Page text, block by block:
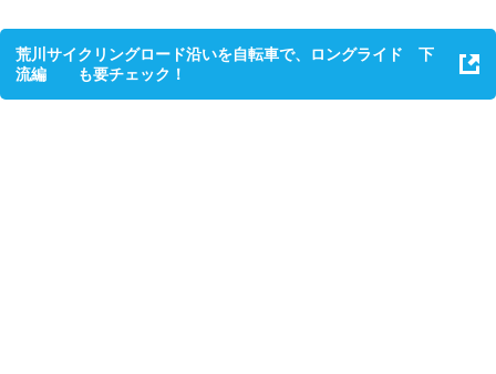
荒川サイクリングロード沿いを自転車で、ロングライド 下
流編 も要チェック！